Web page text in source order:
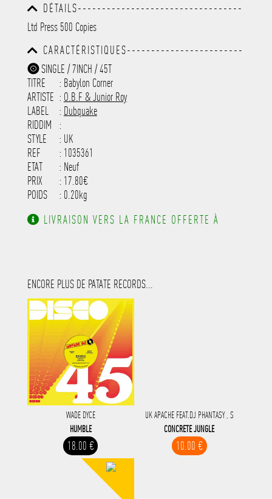
-------------
DÉTAILS----------------------------------
-----------------------------------------
-----------------------------------------
-----------------------------------------
-----------------------------------------
-----------
Ltd Press 500 Copies
CARACTÉRISTIQUES------------------------
-----------------------------------------
-----------------------------------------
-----------------------------------------
-----------------------------------------
---------------------
SINGLE / 7INCH / 45T
TITRE
: Babylon Corner
ARTISTE : O.B.F & Junior Roy
LABEL
: Dubquake
RIDDIM
:
STYLE
: UK
REF
: 1035361
ETAT
: Neuf
PRIX
: 17.80€
POIDS
: 0.20kg
LIVRAISON VERS LA FRANCE OFFERTE À
ENCORE PLUS DE PATATE RECORDS...
WADE DYCE
HUMBLE
18.00 €
UK APACHE FEAT.DJ PHANTASY , S
CONCRETE JUNGLE
10.00 €